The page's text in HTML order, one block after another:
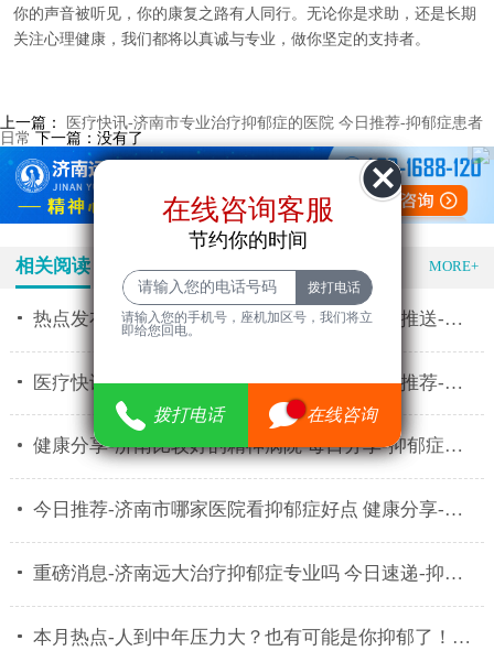
你的声音被听见，你的康复之路有人同行。无论你是求助，还是长期
关注心理健康，我们都将以真诚与专业，做你坚定的支持者。
在线咨询客服
即给您回电。
拨打电话 在线咨询
上一篇：
医疗快讯-济南市专业治疗抑郁症的医院 今日推荐-抑郁症患者
日常 下一篇：没有了
相关阅读 特色医疗 MORE+
热点发布-济南远大中医脑康医院怎么样 消息推送-济南
医疗快讯-济南市专业治疗抑郁症的医院 今日推荐-抑郁
健康分享-济南比较好的精神病院 每日分享-抑郁症患者
今日推荐-济南市哪家医院看抑郁症好点 健康分享-抑郁
重磅消息-济南远大治疗抑郁症专业吗 今日速递-抑郁症
本月热点-人到中年压力大？也有可能是你抑郁了！济南
在线咨询客服
节约你的时间
请输入您的手机号，座机加区号，我们将立
即给您回电。
拨打电话 在线咨询